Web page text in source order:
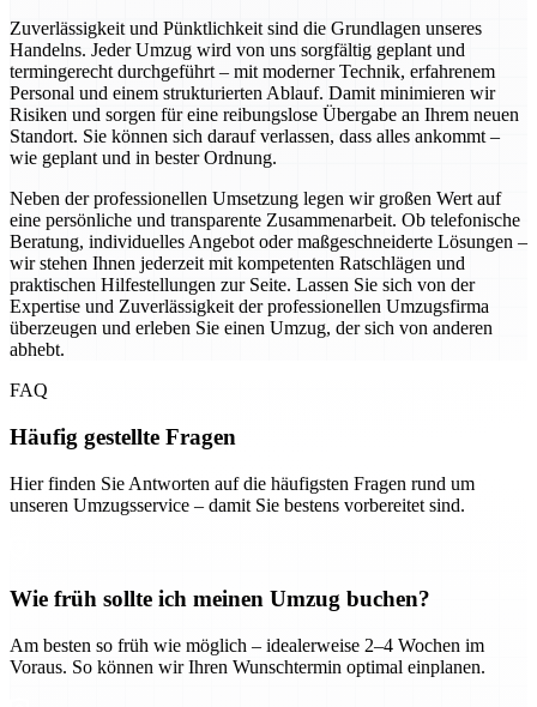
Zuverlässigkeit und Pünktlichkeit sind die Grundlagen unseres
Handelns. Jeder Umzug wird von uns sorgfältig geplant und
termingerecht durchgeführt – mit moderner Technik, erfahrenem
Personal und einem strukturierten Ablauf. Damit minimieren wir
Risiken und sorgen für eine reibungslose Übergabe an Ihrem neuen
Standort. Sie können sich darauf verlassen, dass alles ankommt –
wie geplant und in bester Ordnung.
Neben der professionellen Umsetzung legen wir großen Wert auf
eine persönliche und transparente Zusammenarbeit. Ob telefonische
Beratung, individuelles Angebot oder maßgeschneiderte Lösungen –
wir stehen Ihnen jederzeit mit kompetenten Ratschlägen und
praktischen Hilfestellungen zur Seite. Lassen Sie sich von der
Expertise und Zuverlässigkeit der professionellen Umzugsfirma
überzeugen und erleben Sie einen Umzug, der sich von anderen
abhebt.
FAQ
Häufig gestellte Fragen
Hier finden Sie Antworten auf die häufigsten Fragen rund um
unseren Umzugsservice – damit Sie bestens vorbereitet sind.
Wie früh sollte ich meinen Umzug buchen?
Am besten so früh wie möglich – idealerweise 2–4 Wochen im
Voraus. So können wir Ihren Wunschtermin optimal einplanen.